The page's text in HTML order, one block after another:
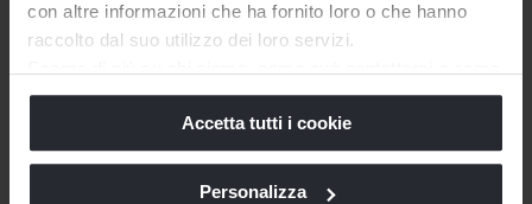
con altre informazioni che ha fornito loro o che hanno
raccolto dal suo utilizzo dei loro servizi.
trattiamo i dati personali nella nostraInformativa sulla
Cookie Policy.
La chiusura di questo banner comporta il permanere delle
impostazioni di default e dunque la continuazione della
Accetta tutti i cookie
Personalizza